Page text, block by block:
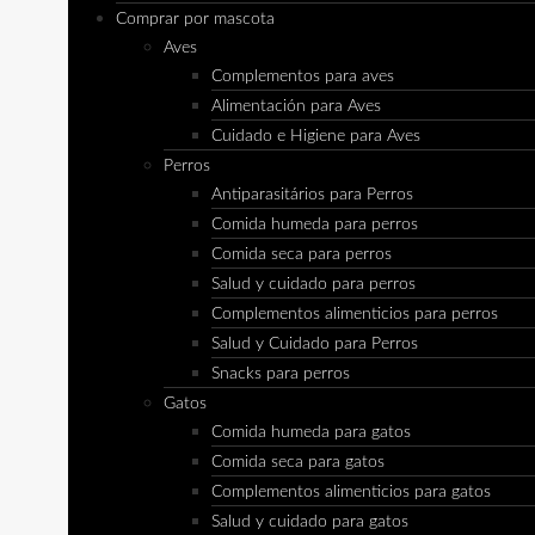
Comprar por mascota
Aves
Complementos para aves
Alimentación para Aves
Cuidado e Higiene para Aves
Perros
Antiparasitários para Perros
Comida humeda para perros
Comida seca para perros
Salud y cuidado para perros
Complementos alimenticios para perros
Salud y Cuidado para Perros
Snacks para perros
Gatos
Comida humeda para gatos
Comida seca para gatos
Complementos alimenticios para gatos
Salud y cuidado para gatos